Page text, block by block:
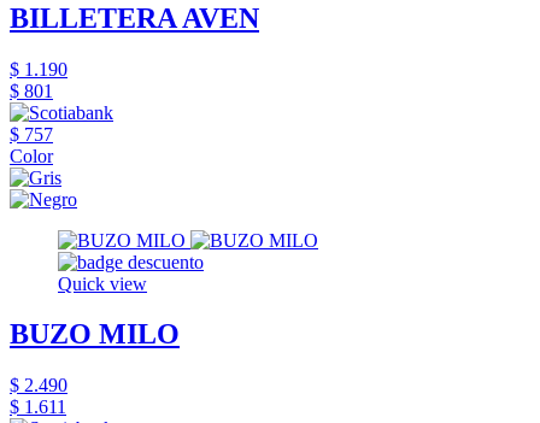
BILLETERA AVEN
$ 1.190
$ 801
$ 757
Color
Quick view
BUZO MILO
$ 2.490
$ 1.611